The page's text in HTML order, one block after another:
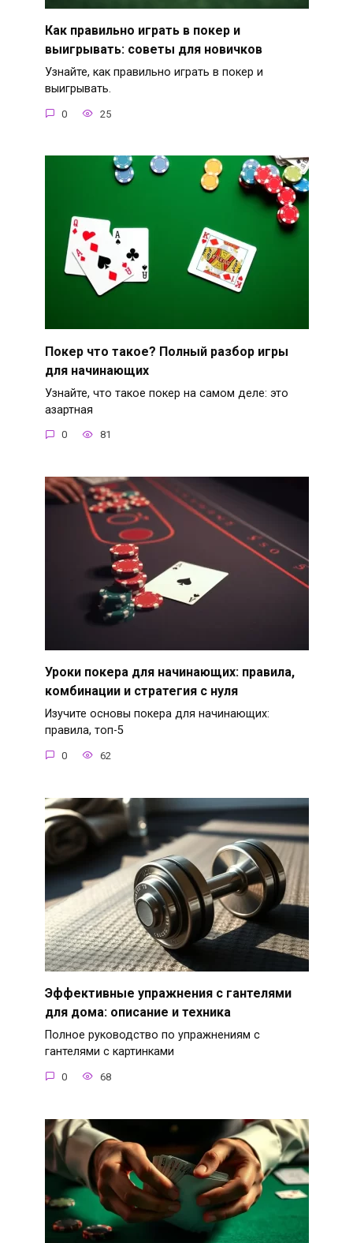
Как правильно играть в покер и
выигрывать: советы для новичков
Узнайте, как правильно играть в покер и
выигрывать.
0 25
Покер что такое? Полный разбор игры
для начинающих
Узнайте, что такое покер на самом деле: это
азартная
0 81
Уроки покера для начинающих: правила,
комбинации и стратегия с нуля
Изучите основы покера для начинающих:
правила, топ-5
0 62
Эффективные упражнения с гантелями
для дома: описание и техника
Полное руководство по упражнениям с
гантелями с картинками
0 68